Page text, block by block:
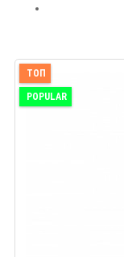
ТОП
POPULAR